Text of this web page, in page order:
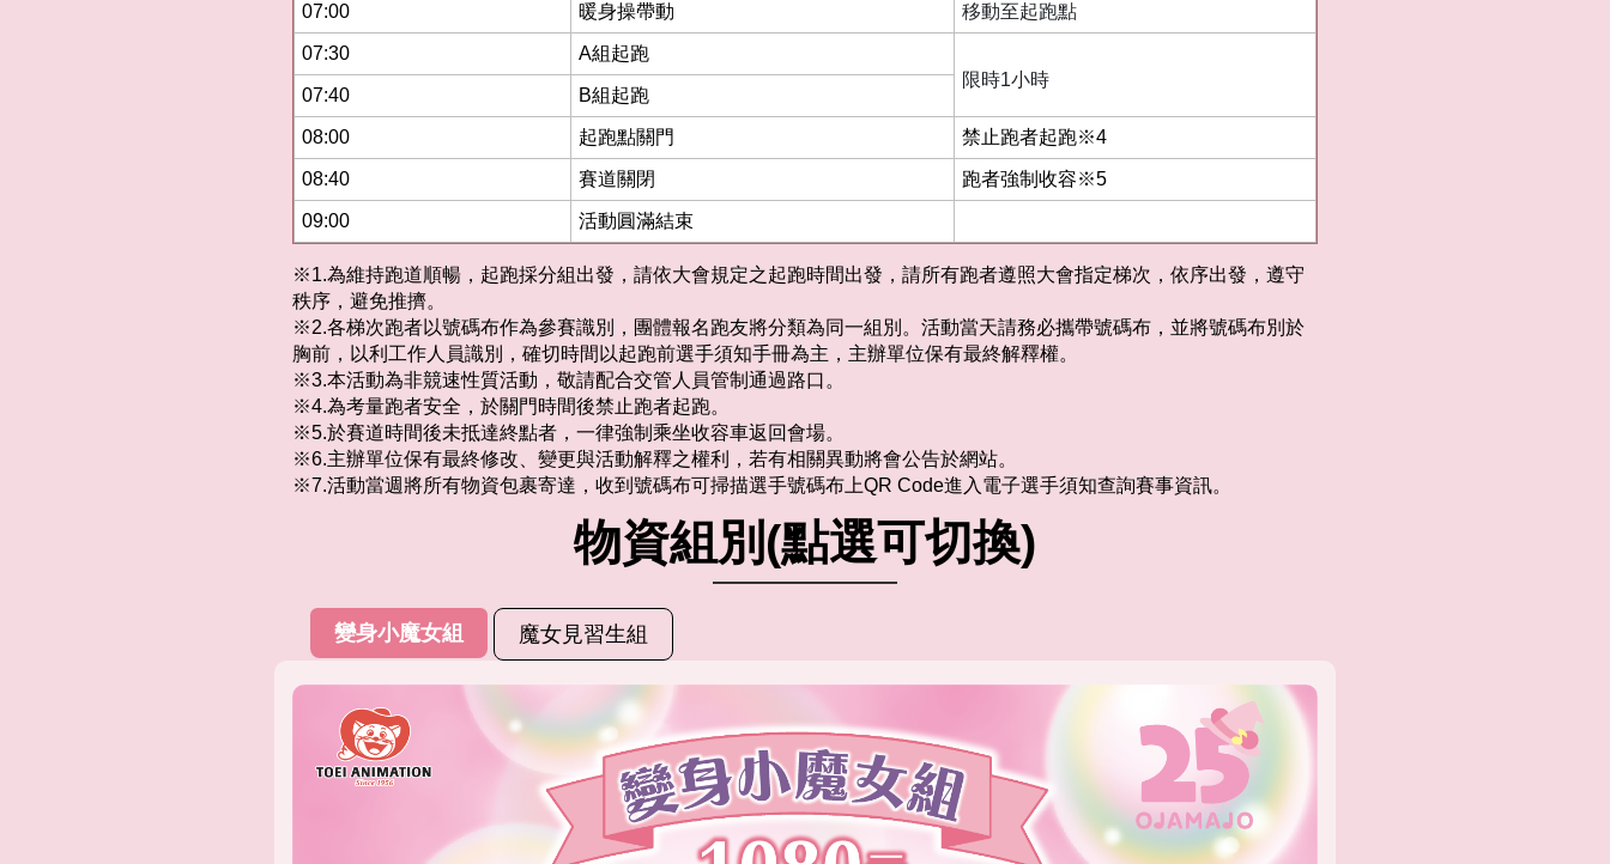
07:00 暖身操帶動 移動至起跑點
07:30
A組起跑
限時1小時
07:40 B組起跑
08:00 起跑點關門 禁止跑者起跑※4
08:40 賽道關閉 跑者強制收容※5
09:00 活動圓滿結束
※1.為維持跑道順暢，起跑採分組出發，請依大會規定之起跑時間出發，請所有跑者遵照大會指定梯次，依序出發，遵守
秩序，避免推擠。
※2.各梯次跑者以號碼布作為參賽識別，團體報名跑友將分類為同一組別。活動當天請務必攜帶號碼布，並將號碼布別於
胸前，以利工作人員識別，確切時間以起跑前選手須知手冊為主，主辦單位保有最終解釋權。
※3.本活動為非競速性質活動，敬請配合交管人員管制通過路口。
※4.為考量跑者安全，於關門時間後禁止跑者起跑。
※5.於賽道時間後未抵達終點者，一律強制乘坐收容車返回會場。
※6.主辦單位保有最終修改、變更與活動解釋之權利，若有相關異動將會公告於網站。
※7.活動當週將所有物資包裹寄達，收到號碼布可掃描選手號碼布上QR Code進入電子選手須知查詢賽事資訊。
物資組別(點選可切換)
變身小魔女組 魔女見習生組